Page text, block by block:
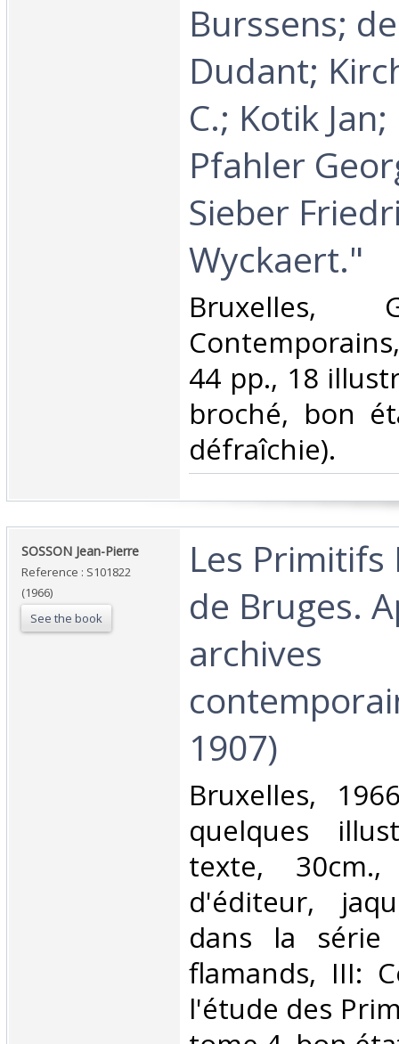
Burssens;
Dudant;
C.; Kotik
Pfahler
Sieber
Wyckaert."‎
‎Bruxelles,
44 pp., 18
broché, bon
défraîchie).‎
‎SOSSON Jean-Pierre‎
Reference : S101822
(1966)
See the book
‎Les Primitifs
de Bruges.
archives
1907)‎
‎Bruxelles,
quelques
texte,
d'éditeur,
dans la série
flamands, III:
l'étude des